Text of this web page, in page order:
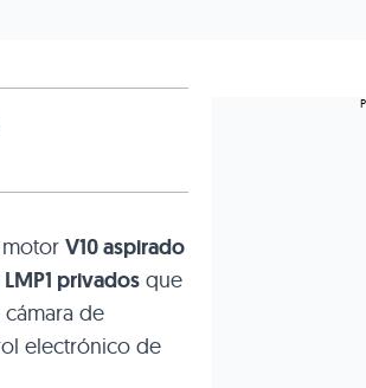
V10 aspirado
privados que
de
electrónico de